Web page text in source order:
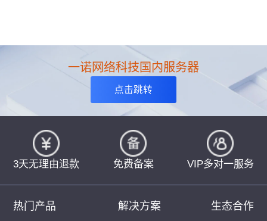
一诺网络科技国内服务器
点击跳转
3天无理由退款 免费备案 VIP多对一服务
热门产品 解决方案 生态合作